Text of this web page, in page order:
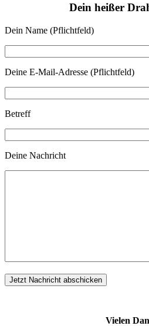
Dein heißer
Dein Name (Pflichtfeld)
Deine E-Mail-Adresse (Pflichtfeld)
Betreff
Deine Nachricht
Vielen